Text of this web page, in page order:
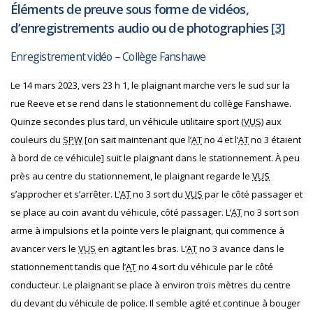
Éléments de preuve sous forme de vidéos,
d’enregistrements audio ou de photographies [3]
Enregistrement vidéo – Collège Fanshawe
Le 14 mars 2023, vers 23 h 1, le plaignant marche vers le sud sur la
rue Reeve et se rend dans le stationnement du collège Fanshawe.
Quinze secondes plus tard, un véhicule utilitaire sport (VUS) aux
couleurs du SPW[on sait maintenant que l’ATno 4 et l’ATno 3 étaient
à bord de ce véhicule] suit le plaignant dans le stationnement. À peu
près au centre du stationnement, le plaignant regarde le VUS
s’approcher et s’arrêter. L’ATno 3 sort du VUS par le côté passager et
se place au coin avant du véhicule, côté passager. L’ATno 3 sort son
arme à impulsions et la pointe vers le plaignant, qui commence à
avancer vers le VUS en agitant les bras. L’ATno 3 avance dans le
stationnement tandis que l’ATno 4 sort du véhicule par le côté
conducteur. Le plaignant se place à environ trois mètres du centre
du devant du véhicule de police. Il semble agité et continue à bouger